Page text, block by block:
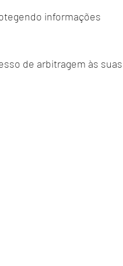
informações
de arbitragem às suas